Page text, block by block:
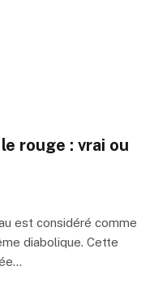
rouge : vrai ou
est considéré comme
diabolique. Cette